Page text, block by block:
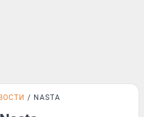
NASTA